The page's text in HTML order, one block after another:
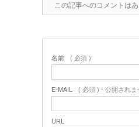
この記事へのコメントはあ
名前 ( 必須 )
E-MAIL ( 必須 ) - 公開されま
URL